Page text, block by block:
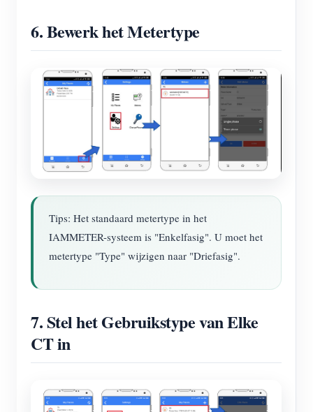
6. Bewerk het Metertype
Tips: Het standaard metertype in het
IAMMETER-systeem is "Enkelfasig". U moet het
metertype "Type" wijzigen naar "Driefasig".
7. Stel het Gebruikstype van Elke
CT in